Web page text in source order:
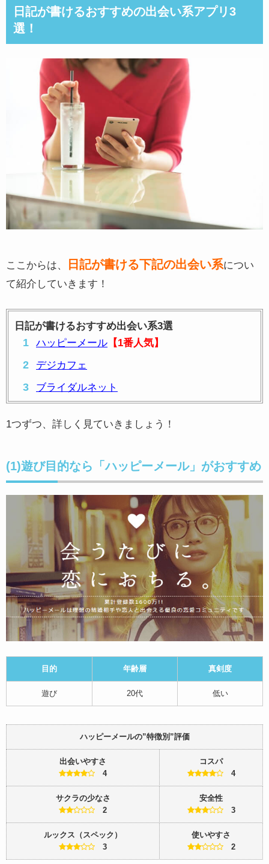
日記が書けるおすすめの出会い系アプリ3
選！
ここからは、 日記が書ける下記の出会い系につい
て紹介していきます！
日記が書けるおすすめ出会い系3選
ハッピーメール 【1番人気】
デジカフェ
ブライダルネット
1つずつ、詳しく見ていきましょう！
(1)遊び目的なら「ハッピーメール」がおすすめ
目的 年齢層 真剣度
遊び 20代 低い
ハッピーメールの”特徴別”評価
出会いやすさ
4
コスパ
4
サクラの少なさ
2
安全性
3
ルックス（スペック）
3
使いやすさ
2